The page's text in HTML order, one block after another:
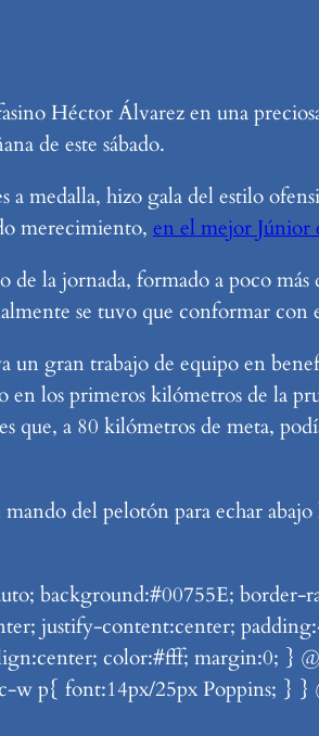
Héctor Álvarez en una
de este sábado.
medalla, hizo gala del estilo
merecimiento, en el mejor Júnior
de la jornada, formado a poco
se tuvo que conformar con
un gran trabajo de equipo en
en los primeros kilómetros de la
a 80 kilómetros de meta,
del pelotón para echar
background:#00755E; border-
justify-content:center;
color:#fff; margin:0; }
p{ font:14px/25px Poppins; } }